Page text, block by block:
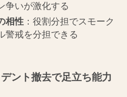
争いが激化する
相性：役割分担でスモーク
警戒を分担できる
ント撤去で足立ち能力